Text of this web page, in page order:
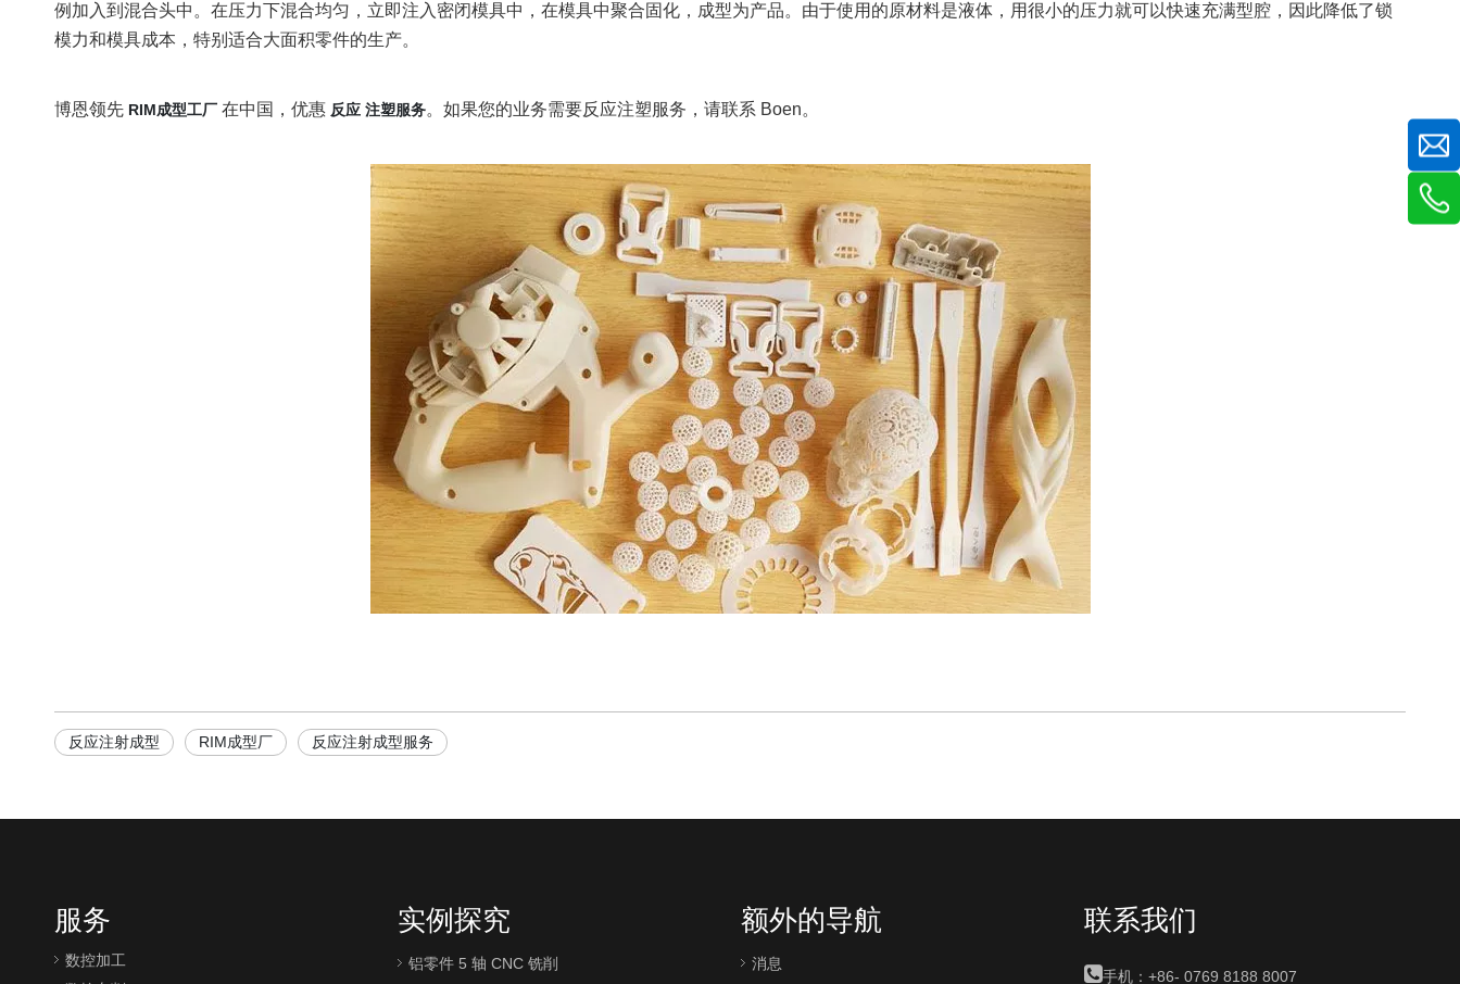
例加入到混合头中。在压力下混合均匀，立即注入密闭模具中，在模具中聚合固化，成型为产品。由于使用的原材料是液体，用很小的压力就可以快速充满型腔，因此降低了锁
模力和模具成本，特别适合大面积零件的生产。
博恩领先 RIM成型工厂 在中国，优惠 反应 注塑服务。如果您的业务需要反应注塑服务，请联系 Boen。
反应注射成型 RIM成型厂 反应注射成型服务
服务
数控加工
实例探究
铝零件 5 轴 CNC 铣削
额外的导航
消息
联系我们
手机：+86- 0769 8188 8007